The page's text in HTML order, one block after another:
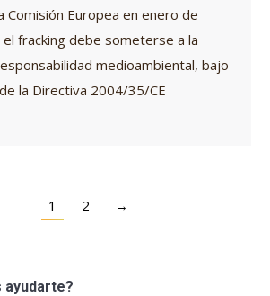
Comisión Europea en enero de
fracking debe someterse a la
medioambiental, bajo
la Directiva 2004/35/CE
1 2 →
ayudarte?